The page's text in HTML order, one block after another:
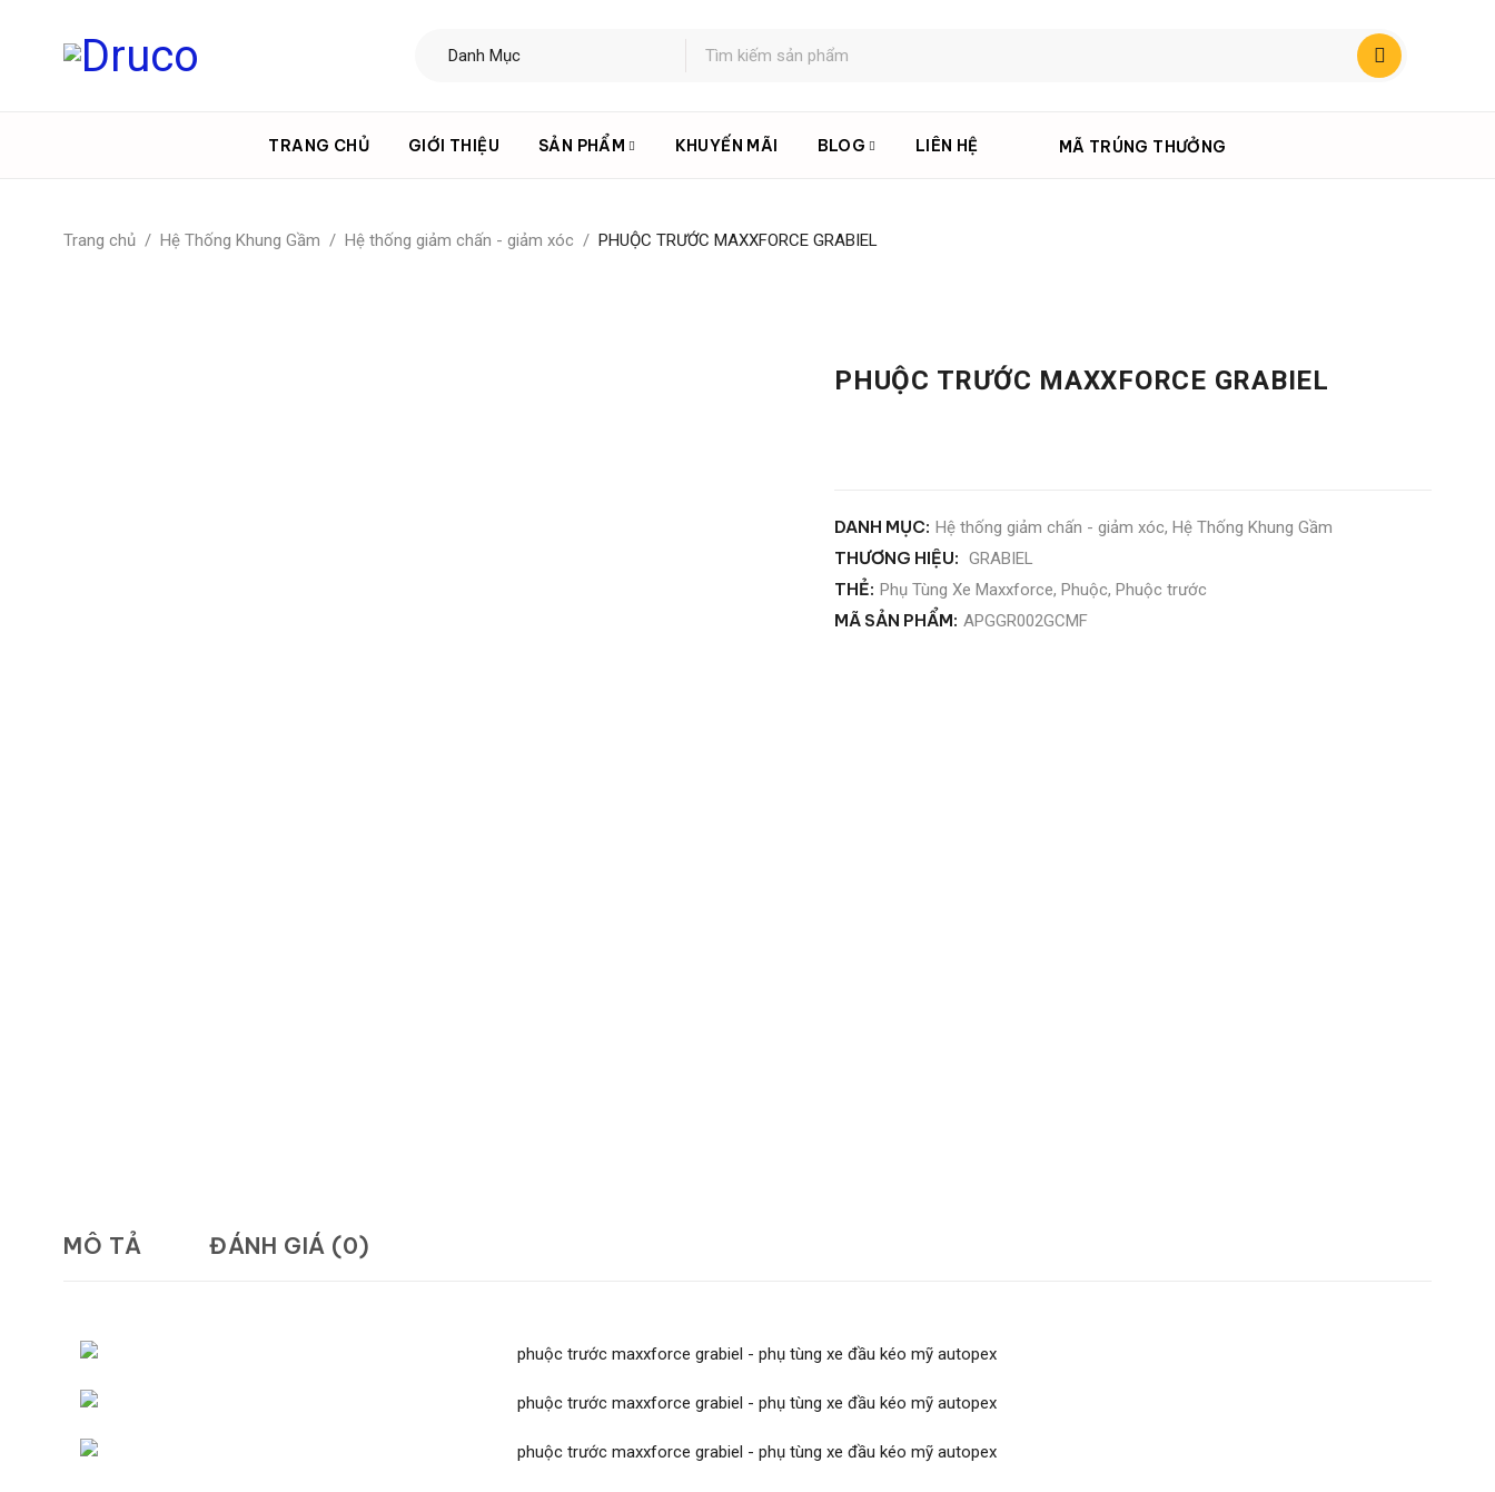
TRANG CHỦ GIỚI THIỆU SẢN PHẨM KHUYẾN MÃI BLOG LIÊN HỆ MÃ TRÚNG THƯỞNG
Trang chủ / Hệ Thống Khung Gầm / Hệ thống giảm chấn - giảm xóc / PHUỘC TRƯỚC MAXXFORCE GRABIEL
PHUỘC TRƯỚC MAXXFORCE GRABIEL
DANH MỤC: Hệ thống giảm chấn - giảm xóc, Hệ Thống Khung Gầm
THƯƠNG HIỆU: GRABIEL
THẺ: Phụ Tùng Xe Maxxforce, Phuộc, Phuộc trước
MÃ SẢN PHẨM: APGGR002GCMF
MÔ TẢ ĐÁNH GIÁ (0)